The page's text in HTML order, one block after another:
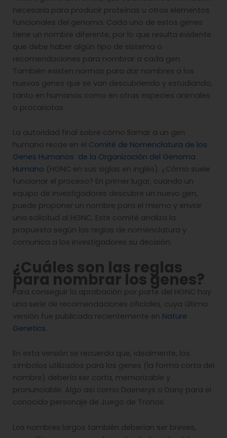
necesaria para producir proteínas u otros elementos
funcionales del genoma. Cada uno de estos genes
tiene un nombre diferente, por lo que resulta evidente
que debe haber algún tipo de sistema o
recomendaciones para nombrar a cada gen.
También existen normas para dar nombres a los
nuevos genes que se van descubriendo y estudiando,
tanto en humanos como en otras especies animales
o procariotas.
La autoridad final sobre cómo llamar a un gen
humano recae en el Comité de Nomenclatura de los
Genes Humanos de la Organización del Genoma
Humano (HGNC en sus siglas en inglés). ¿Cómo suele
funcionar el proceso? En primer lugar, cuando un
equipo de investigadores descubre un nuevo gen,
puede proponer un nombre para el mismo y enviar
una solicitud al HGNC. Este comité analiza la
propuesta según las reglas de nomenclatura y
comunica a los investigadores su decisión.
¿Cuáles son las reglas
para nombrar los genes?
Para conseguir la aprobación por parte del HGNC hay
una serie de recomendaciones oficiales, cuya última
versión fue publicada recientemente en Nature
Genetics.
En esta versión se recuerda que, idealmente, los
símbolos utilizados para los genes (la forma corta del
nombre) debería ser corta, memorizable y
pronunciable. Algo así como Daenerys o Dany para el
conocido personaje de Juego de Tronos.
Los nombres largos también deberían ser breves,